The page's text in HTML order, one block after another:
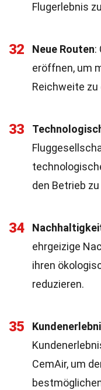
Flugerlebnis
32 Neue Routen:
eröffnen, um
Reichweite
33
den Betrieb
34
ehrgeizige
ihren
reduzieren.
35
CemAir, um